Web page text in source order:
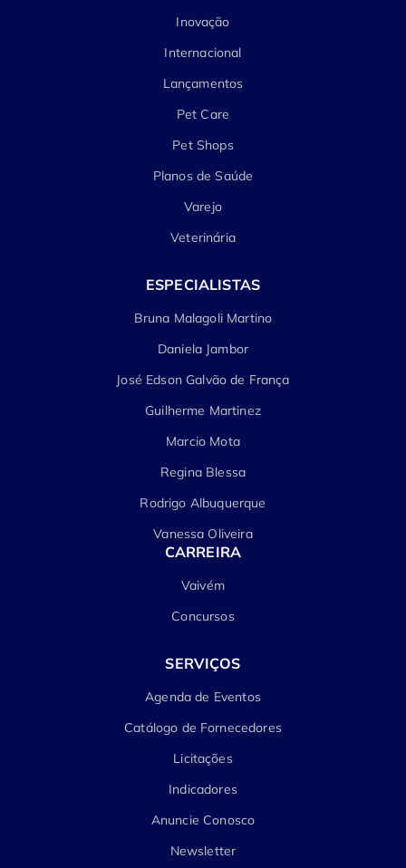
Inovação
Internacional
Lançamentos
Pet Care
Pet Shops
Planos de Saúde
Varejo
Veterinária
ESPECIALISTAS
Bruna Malagoli Martino
Daniela Jambor
José Edson Galvão de França
Guilherme Martinez
Marcio Mota
Regina Blessa
Rodrigo Albuquerque
Vanessa Oliveira
CARREIRA
Vaivém
Concursos
SERVIÇOS
Agenda de Eventos
Catálogo de Fornecedores
Licitações
Indicadores
Anuncie Conosco
Newsletter